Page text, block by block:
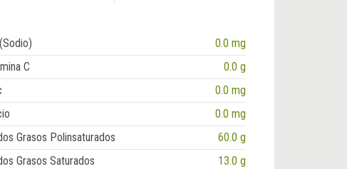
0.0 mg
C
0.0 g
0.0 mg
0.0 mg
Grasos Polinsaturados
60.0 g
Grasos Saturados
13.0 g